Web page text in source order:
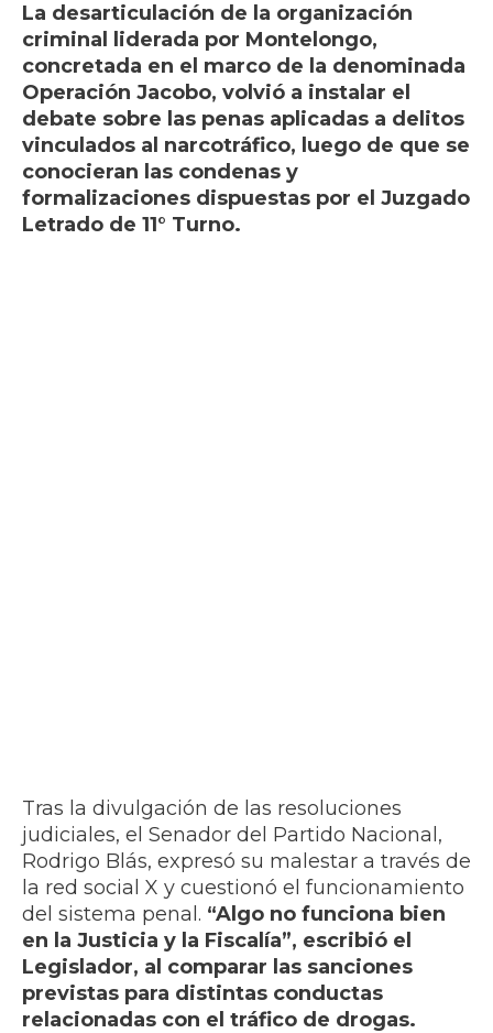
La desarticulación de la organización
criminal liderada por Montelongo,
concretada en el marco de la denominada
Operación Jacobo, volvió a instalar el
debate sobre las penas aplicadas a delitos
vinculados al narcotráfico, luego de que se
conocieran las condenas y
formalizaciones dispuestas por el Juzgado
Letrado de 11° Turno.
Tras la divulgación de las resoluciones
judiciales, el Senador del Partido Nacional,
Rodrigo Blás, expresó su malestar a través de
la red social X y cuestionó el funcionamiento
del sistema penal. “Algo no funciona bien
en la Justicia y la Fiscalía”, escribió el
Legislador, al comparar las sanciones
previstas para distintas conductas
relacionadas con el tráfico de drogas.